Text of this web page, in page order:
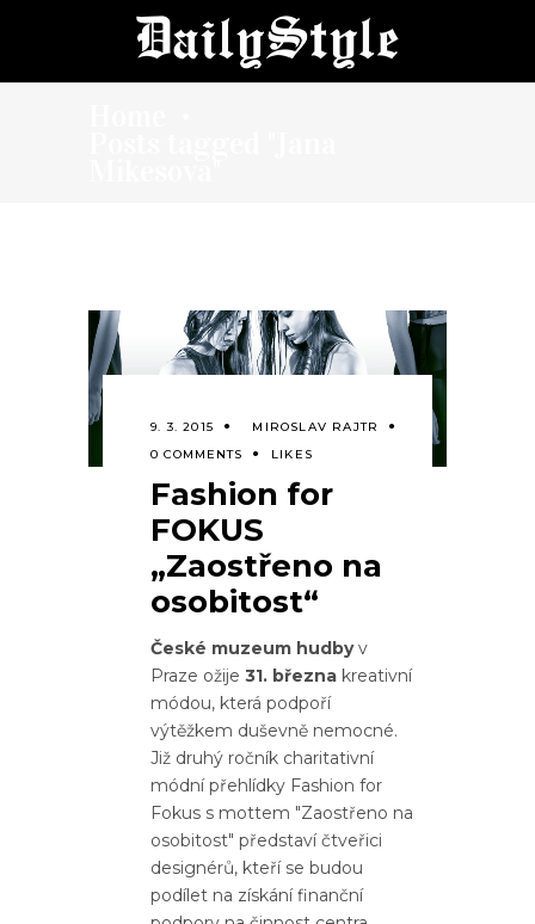
9. 3. 2015
MIROSLAV RAJTR
0 COMMENTS
LIKES
Fashion for
FOKUS
„Zaostřeno na
osobitost“
České muzeum hudbyv
Praze ožije 31. března kreativní
módou, která podpoří
výtěžkem duševně nemocné.
Již druhý ročník charitativní
módní přehlídky Fashion for
Fokus s mottem "Zaostřeno na
osobitost" představí čtveřici
designérů, kteří se budou
podílet na získání finanční